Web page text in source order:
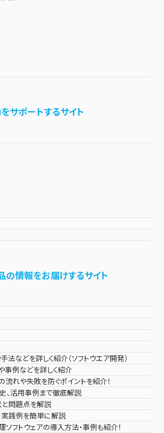
サポートするサイト
情報をお届けするサイト
法などを詳しく紹介（ソフトウエア開発）
事例などを詳しく紹介
れや失敗を防ぐポイントを紹介！
、活用事例まで徹底解説
と問題点を解説
実践例を簡単に解説
フトウェアの導入方法・事例も紹介！